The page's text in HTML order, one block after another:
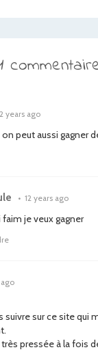
years ago
peut aussi gagner
• 12 years ago
faim je veux gagner
ago
suivre sur ce site qui
pressée à la fois